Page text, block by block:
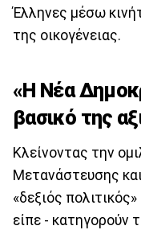
Έλληνες μέσω
της οικογένειας.
«Η Νέα
βασικό της
Κλείνοντας την
Μετανάστευσης
«δεξιός
είπε - κατηγορούν